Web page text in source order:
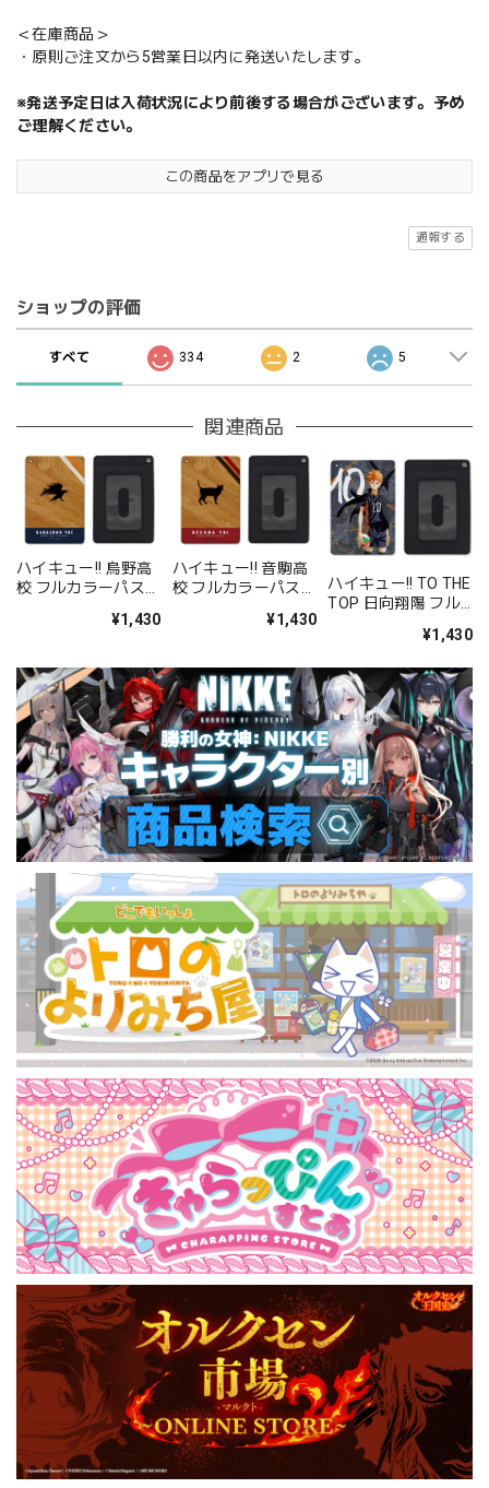
＜在庫商品＞
・原則ご注文から5営業日以内に発送いたします。
※発送予定日は入荷状況により前後する場合がございます。予め
ご理解ください。
この商品をアプリで見る
通報する
ショップの評価
すべて 334 2 5
関連商品
ハイキュー!! 烏野高
校 フルカラーパスケ
¥1,430
ハイキュー!! 音駒高
校 フルカラーパスケ
¥1,430
ハイキュー!! TO THE
TOP 日向翔陽 フル
¥1,430